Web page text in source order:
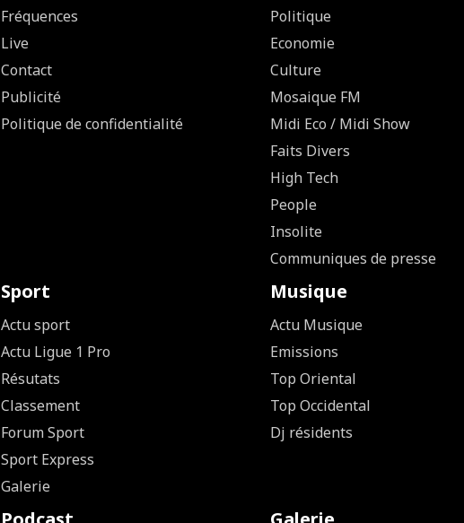
Fréquences
Live
Contact
Publicité
Politique de confidentialité
Politique
Economie
Culture
Mosaique FM
Midi Eco / Midi Show
Faits Divers
High Tech
People
Insolite
Communiques de presse
Sport
Actu sport
Actu Ligue 1 Pro
Résutats
Classement
Forum Sport
Sport Express
Galerie
Musique
Actu Musique
Emissions
Top Oriental
Top Occidental
Dj résidents